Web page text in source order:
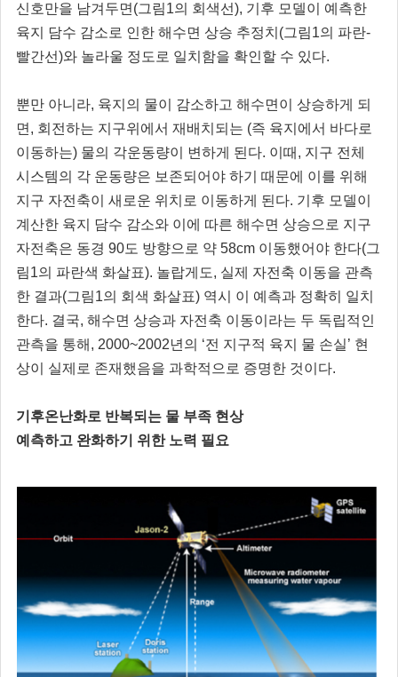
신호만을 남겨두면(그림1의 회색선), 기후 모델이 예측한
육지 담수 감소로 인한 해수면 상승 추정치(그림1의 파란-
빨간선)와 놀라울 정도로 일치함을 확인할 수 있다.
뿐만 아니라, 육지의 물이 감소하고 해수면이 상승하게 되
면, 회전하는 지구위에서 재배치되는 (즉 육지에서 바다로
이동하는) 물의 각운동량이 변하게 된다. 이때, 지구 전체
시스템의 각 운동량은 보존되어야 하기 때문에 이를 위해
지구 자전축이 새로운 위치로 이동하게 된다. 기후 모델이
계산한 육지 담수 감소와 이에 따른 해수면 상승으로 지구
자전축은 동경 90도 방향으로 약 58cm 이동했어야 한다(그
림1의 파란색 화살표). 놀랍게도, 실제 자전축 이동을 관측
한 결과(그림1의 회색 화살표) 역시 이 예측과 정확히 일치
한다. 결국, 해수면 상승과 자전축 이동이라는 두 독립적인
관측을 통해, 2000~2002년의 ‘전 지구적 육지 물 손실’ 현
상이 실제로 존재했음을 과학적으로 증명한 것이다.
기후온난화로 반복되는 물 부족 현상
예측하고 완화하기 위한 노력 필요